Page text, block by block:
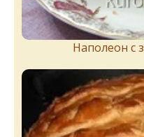
Наполеон с